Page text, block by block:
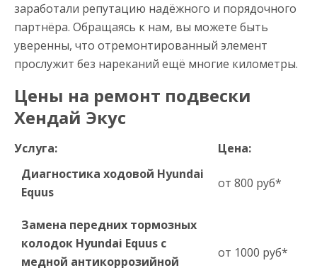
заработали репутацию надёжного и порядочного
партнёра. Обращаясь к нам, вы можете быть
уверенны, что отремонтированный элемент
прослужит без нареканий ещё многие километры.
Цены на ремонт подвески
Хендай Экус
Услуга:
Цена:
Диагностика ходовой Hyundai
Equus
от 800 руб*
Замена передних тормозных
колодок Hyundai Equus с
медной антикоррозийной
от 1000 руб*